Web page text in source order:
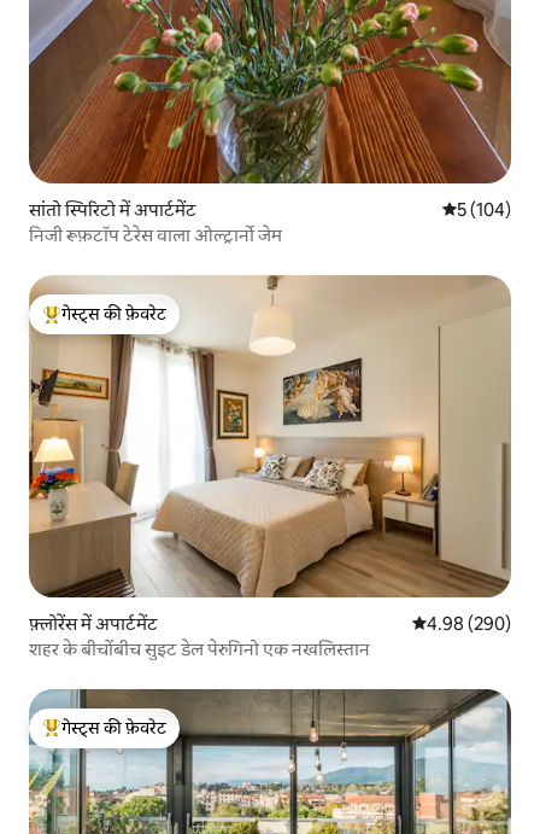
सांतो स्पिरिटो में अपार्टमेंट औसत रेटिंग 5
5 (104)
निजी रूफ़टॉप टेरेस वाला ओल्ट्रार्नो जेम
गेस्ट्स का टॉप फ़ेवरेट
गेस्ट्स की फ़ेवरेट
फ़्लोरेंस में अपार्टमेंट औसत रेटिंग 5 में से
4.98 (290)
शहर के बीचोंबीच सुइट डेल पेरुगिनो एक नखलिस्तान
गेस्ट्स का टॉप फ़ेवरेट
गेस्ट्स की फ़ेवरेट